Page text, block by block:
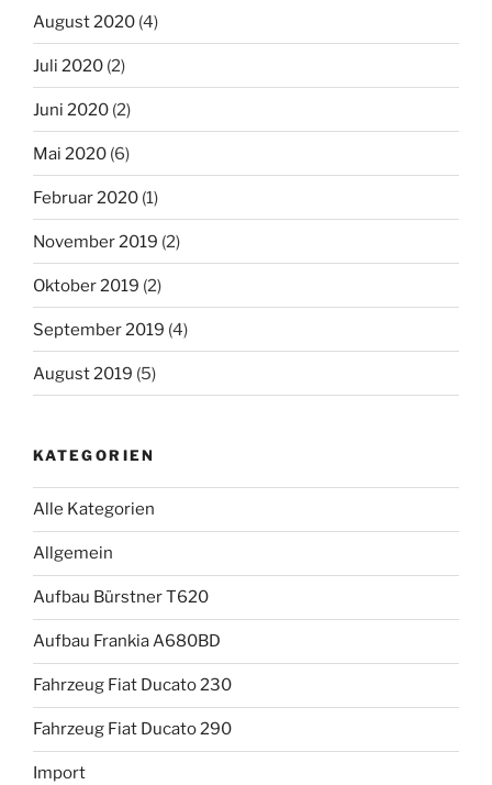
August 2020 (4)
Juli 2020 (2)
Juni 2020 (2)
Mai 2020 (6)
Februar 2020 (1)
November 2019 (2)
Oktober 2019 (2)
September 2019 (4)
August 2019 (5)
KATEGORIEN
Alle Kategorien
Allgemein
Aufbau Bürstner T620
Aufbau Frankia A680BD
Fahrzeug Fiat Ducato 230
Fahrzeug Fiat Ducato 290
Import